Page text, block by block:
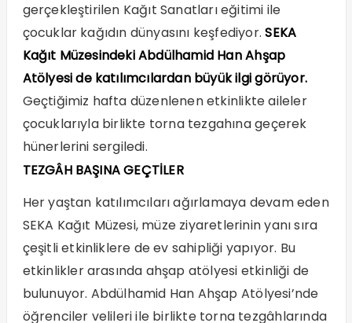
gerçekleştirilen Kağıt Sanatları eğitimi ile
çocuklar kağıdın dünyasını keşfediyor.SEKA
Kağıt Müzesindeki Abdülhamid Han Ahşap
Atölyesi de katılımcılardan büyük ilgi görüyor.
Geçtiğimiz hafta düzenlenen etkinlikte aileler
çocuklarıyla birlikte torna tezgahına geçerek
hünerlerini sergiledi.
TEZGÂH BAŞINA GEÇTİLER
Her yaştan katılımcıları ağırlamaya devam eden
SEKA Kağıt Müzesi, müze ziyaretlerinin yanı sıra
çeşitli etkinliklere de ev sahipliği yapıyor. Bu
etkinlikler arasında ahşap atölyesi etkinliği de
bulunuyor. Abdülhamid Han Ahşap Atölyesi’nde
öğrenciler velileri ile birlikte torna tezgâhlarında